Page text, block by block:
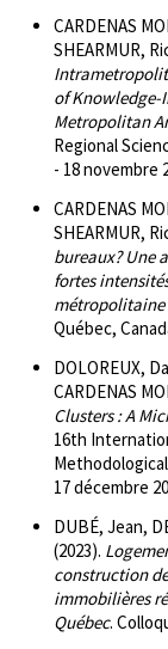
CARDENAS
SHEARMUR,
of Knowledge-
Metropolitan
Regional
- 18 novembre
CARDENAS
SHEARMUR,
bureaux? Une
fortes
métropolitaine
Québec,
DOLOREUX,
CARDENAS
Clusters : A
16th
17 décembre
DUBÉ, Jean,
(2023).
construction
immobilières
Québec.